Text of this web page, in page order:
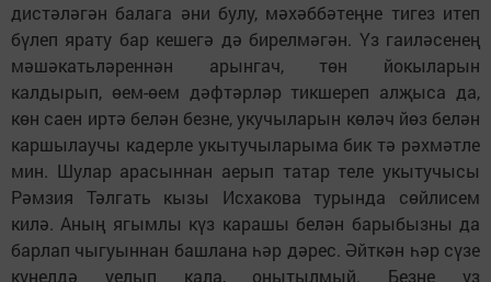
дистәләгән балага әни булу, мәхәббәтеңне тигез итеп
бүлеп ярату бар кешегә дә бирелмәгән. Үз гаиләсенең
мәшәкатьләреннән арынгач, төн йокыларын
калдырып, өем-өем дәфтәрләр тикшереп алҗыса да,
көн саен иртә белән безне, укучыларын көләч йөз белән
каршылаучы кадерле укытучыларыма бик тә рәхмәтле
мин. Шулар арасыннан аерып татар теле укытучысы
Рәмзия Тәлгать кызы Исхакова турында сөйлисем
килә. Аның ягымлы күз карашы белән барыбызны да
барлап чыгуыннан башлана һәр дәрес. Әйткән һәр сүзе
күңелдә уелып кала, онытылмый. Безне үз